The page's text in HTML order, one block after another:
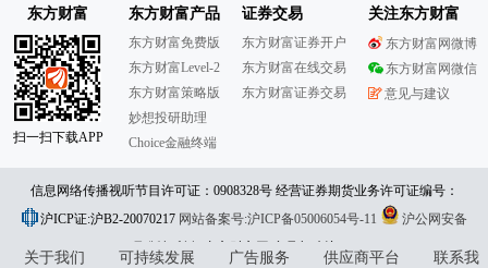
东方财富
扫一扫下载APP
东方财富产品
东方财富免费版
东方财富Level-2
东方财富策略版
妙想投研助理
Choice金融终端
证券交易
东方财富证券开户
东方财富在线交易
东方财富证券交易
关注东方财富
东方财富网微博
东方财富网微信
意见与建议
信息网络传播视听节目许可证：0908328号 经营证券期货业务许可证编号：
913101046312860336 违法和不良信息举报:021-61278686 举报邮箱：
jubao@eastmoney.com
沪ICP证:沪B2-20070217 网站备案号:沪ICP备05006054号-11
沪公网安备
31010402000120号版权所有:东方财富网意见与建议:4000300059/952500
关于我们 可持续发展 广告服务 供应商平台
联系我